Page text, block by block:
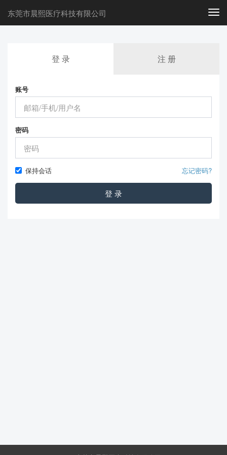
东莞市晨熙医疗科技有限公司
登 录 注 册
账号
密码
保持会话 忘记密码?
登 录